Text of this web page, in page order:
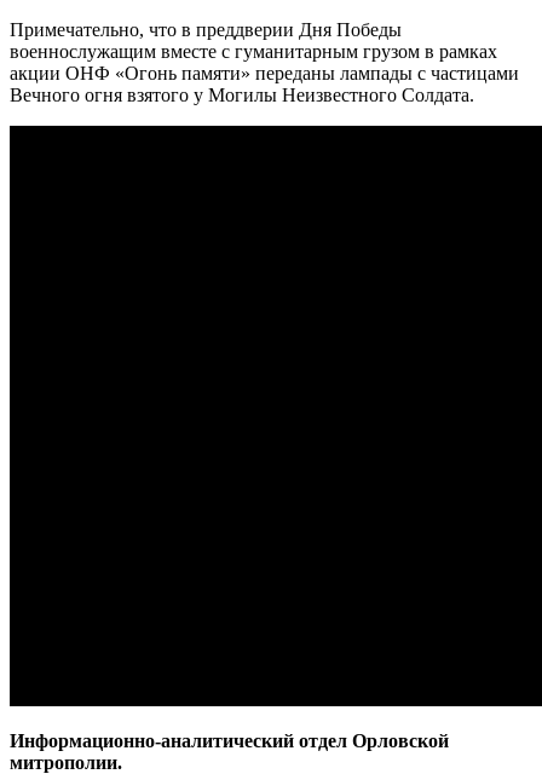
Примечательно, что в преддверии Дня Победы
военнослужащим вместе с гуманитарным грузом в рамках
акции ОНФ «Огонь памяти» переданы лампады с частицами
Вечного огня взятого у Могилы Неизвестного Солдата.
Информационно-аналитический отдел Орловской
митрополии.